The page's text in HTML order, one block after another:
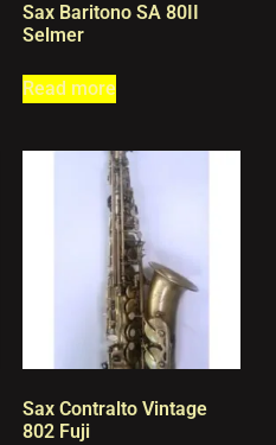
Sax Baritono SA 80II
Selmer
Read more
Sax Contralto Vintage
802 Fuji